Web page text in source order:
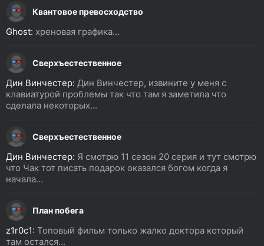
Квантовое превосходство
Ghost: хреновая графика...
Сверхъестественное
Дин Винчестер: Дин Винчестер, извините у меня с
клавиатурой проблемы так что там я заметила что
сделала некоторых...
Сверхъестественное
Дин Винчестер: Я смотрю 11 сезон 20 серия и тут смотрю
что Чак тот писать подарок оказался богом когда я
начала...
План побега
z1r0c1: Топовый фильм только жалко доктора который
там остался...